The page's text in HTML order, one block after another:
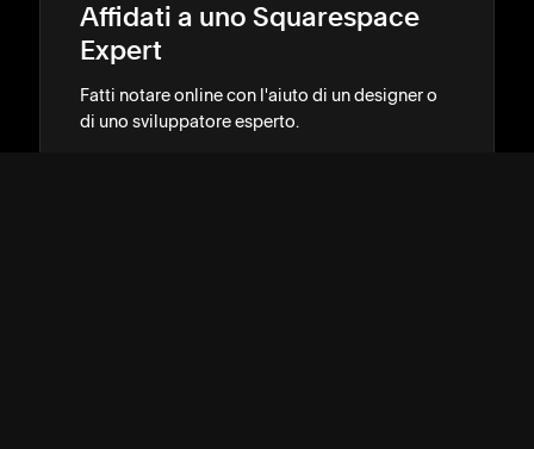
Affidati a uno Squarespace
Expert
Fatti notare online con l'aiuto di un designer o
di uno sviluppatore esperto.